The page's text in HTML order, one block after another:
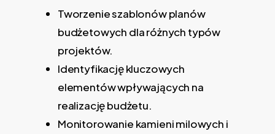
Tworzenie szablonów planów
budżetowych dla różnych typów
projektów.
Identyfikację kluczowych
elementów wpływających na
realizację budżetu.
Monitorowanie kamieni milowych i